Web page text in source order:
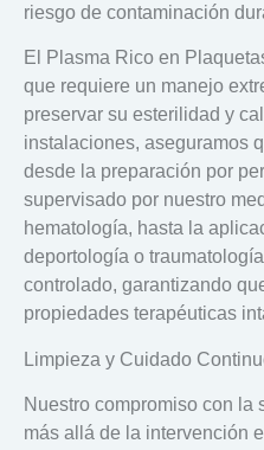
riesgo de contaminación
El Plasma Rico en
que requiere un manejo
preservar su esterilidad y
instalaciones, aseguramos
desde la preparación por
supervisado por nuestro
hematología, hasta la
deportología o
controlado, garantizando
propiedades terapéuticas
Limpieza y Cuidado
Nuestro compromiso con la
más allá de la intervención